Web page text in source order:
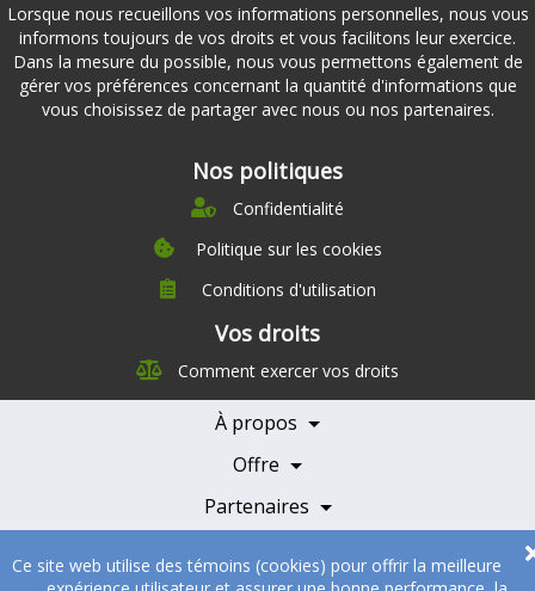
Ce site web utilise des témoins (cookies) pour offrir la meilleure
Lorsque nous recueillons vos informations personnelles, nous vous
informons toujours de vos droits et vous facilitons leur exercice.
Dans la mesure du possible, nous vous permettons également de
gérer vos préférences concernant la quantité d'informations que
vous choisissez de partager avec nous ou nos partenaires.
Nos politiques
Confidentialité
Politique sur les cookies
Conditions d'utilisation
Vos droits
Comment exercer vos droits
À propos
À propos
Nutrition
Offre
Témoignages
Partenaires
Nos partenaires
Devenir Partenaire
Professionnels de la santé
réservés.